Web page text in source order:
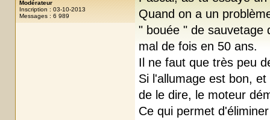
Modérateur
Inscription : 03-10-2013
Messages : 6 989
Quand on a un
" bouée " de sauvetage
mal de fois en 50 ans.
Il ne faut que très peu
Si l'allumage est bon,
de le dire, le moteur
Ce qui permet